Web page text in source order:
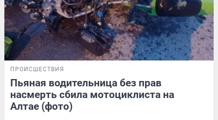
ПРОИСШЕСТВИЯ
Пьяная водительница без прав
насмерть сбила мотоциклиста на
Алтае (фото)